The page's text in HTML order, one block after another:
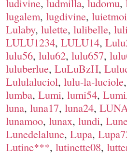
ludivine, ludmilla, ludomu,
lugalem, lugdivine, luietmoi
Lulaby, lulette, lulibelle,
LULU1234, LULU14,
lulu56, lulu62, lulu657,
luluberlue, LuLuBzH,
Lululaluciol, lulu-la-luciole,
lumba, Lumi, lumi54,
luna, luna17, luna24,
lunamoo, lunax, lundi,
Lunedelalune, Lupa,
Lutine***, lutinette08,